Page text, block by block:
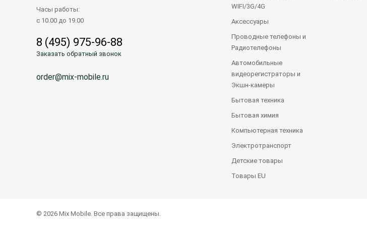
Часы работы:
с 10.00 до 19.00
8 (495) 975-96-88
Заказать обратный звонок
order@mix-mobile.ru
WIFI/3G/4G
Аксессуары
Проводные телефоны и
Радиотелефоны
Автомобильные
видеорегистраторы и
Экшн-камеры
Бытовая техника
Бытовая химия
Компьютерная техника
Электротранспорт
Детские товары
Товары EU
© 2026 Mix Mobile. Все права защищены.